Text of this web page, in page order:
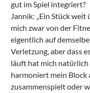
gut im Spiel integriert?
Jannik: „Ein Stück
mich zwar von der
eigentlich auf
Verletzung, aber dass
läuft hat mich
harmoniert mein Block
zusammenspielt oder